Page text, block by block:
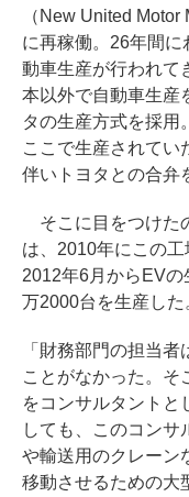
（New United
に再稼働。26年間に
動車生産が行われて
本以外で自動車生産
タの生産方式を採用
ここで生産されてい
伴いトヨタとの合弁
そこに目をつけた
は、2010年にこの工
2012年6月からEV
万2000台を生産した
「財務部門の担当
ことがなかった。そ
をコンサルタントと
しても、このコンサ
や輸送用のクレーン
移動させるための大